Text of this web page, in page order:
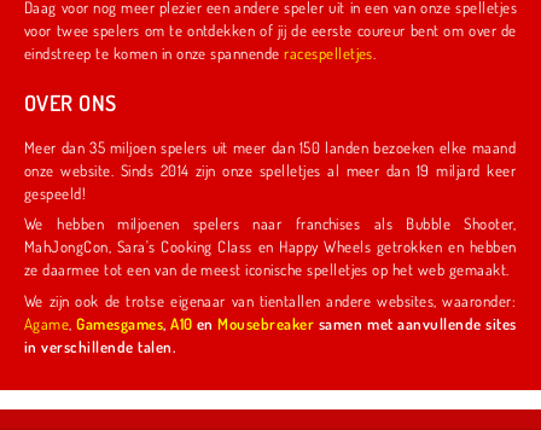
Daag voor nog meer plezier een andere speler uit in een van onze spelletjes
voor twee spelers om te ontdekken of jij de eerste coureur bent om over de
eindstreep te komen in onze spannenderacespelletjes
OVER ONS
Meer dan 35 miljoen spelers uit meer dan 150 landen bezoeken elke maand
onze website. Sinds 2014 zijn onze spelletjes al meer dan 19 miljard keer
gespeeld!
We hebben miljoenen spelers naar franchises als Bubble Shooter,
MahJongCon, Sara's Cooking Class en Happy Wheels getrokken en hebben
ze daarmee tot een van de meest iconische spelletjes op het web gemaakt.
We zijn ook de trotse eigenaar van tientallen andere websites, waaronder:
Agame ,Gamesgames,A10 enMousebreaker samen met aanvullende sites
in verschillende talen.